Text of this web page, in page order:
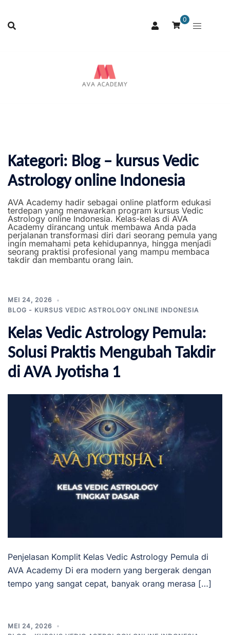
0
Kategori: Blog – kursus Vedic
Astrology online Indonesia
AVA Academy hadir sebagai online platform edukasi
terdepan yang menawarkan program kursus Vedic
Astrology online Indonesia. Kelas-kelas di AVA
Academy dirancang untuk membawa Anda pada
perjalanan transformasi diri dari seorang pemula yang
ingin memahami peta kehidupannya, hingga menjadi
seorang praktisi profesional yang mampu membaca
takdir dan membantu orang lain.
MEI 24, 2026
BLOG - KURSUS VEDIC ASTROLOGY ONLINE INDONESIA
Kelas Vedic Astrology Pemula:
Solusi Praktis Mengubah Takdir
di AVA Jyotisha 1
Penjelasan Komplit Kelas Vedic Astrology Pemula di
AVA Academy Di era modern yang bergerak dengan
tempo yang sangat cepat, banyak orang merasa […]
MEI 24, 2026